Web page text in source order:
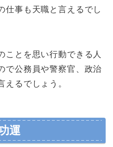
仕事も天職と言えるでし
ことを思い行動できる人
で公務員や警察官、政治
えるでしょう。
運